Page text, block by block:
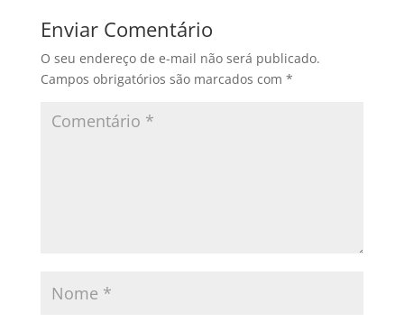
Enviar Comentário
O seu endereço de e-mail não será publicado.
Campos obrigatórios são marcados com *